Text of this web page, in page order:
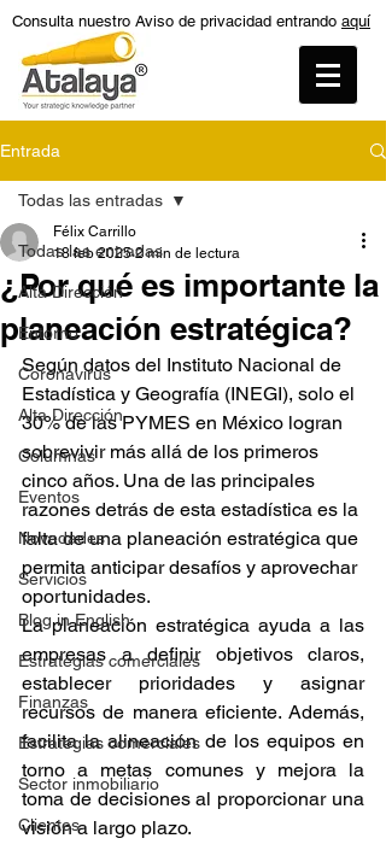
Consulta nuestro Aviso de privacidad entrando aquí
Entrada
Todas las entradas
Alta Dirección
Entorno
Coronavirus
Alta Dirección
Columnas
Eventos
Novedades
Servicios
Blog in English
Estrategias comerciales
Finanzas
Estrategias comerciales
Sector inmobiliario
Clientes
Todas las entradas
¿Por qué es importante la
planeación estratégica?
Félix Carrillo
18 feb 2025 2 min de lectura
Según datos del Instituto Nacional de
Estadística y Geografía (INEGI), solo el
30% de las PYMES en México logran
sobrevivir más allá de los primeros
cinco años. Una de las principales
razones detrás de esta estadística es la
falta de una planeación estratégica que
permita anticipar desafíos y aprovechar
oportunidades.
La planeación estratégica ayuda a las
empresas a definir objetivos claros,
establecer prioridades y asignar
recursos de manera eficiente. Además,
facilita la alineación de los equipos en
torno a metas comunes y mejora la
toma de decisiones al proporcionar una
visión a largo plazo.